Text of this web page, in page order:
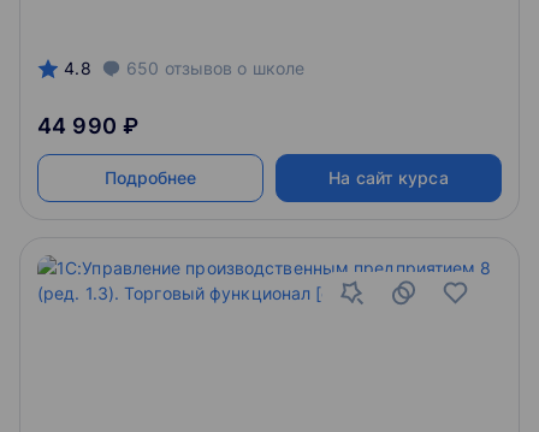
4.8 650 отзывов о школе
44 990 ₽
Подробнее На сайт курса